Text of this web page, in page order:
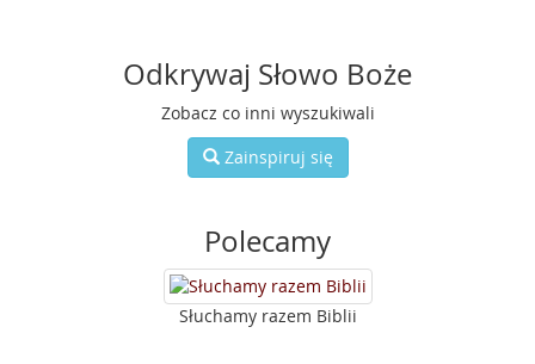
Odkrywaj Słowo Boże
Zobacz co inni wyszukiwali
Zainspiruj się
Polecamy
Słuchamy razem Biblii